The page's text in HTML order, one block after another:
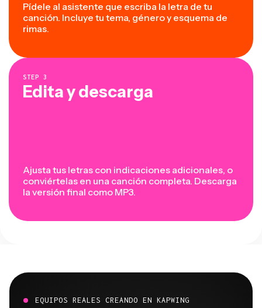
Pídele al asistente que escriba la letra de tu
canción. Incluye tu tema, género y esquema de
rimas.
STEP 3
Edita y descarga
Ajusta tus letras con indicaciones adicionales, o
conviértelas en una canción completa. Descarga
la versión final como MP3.
EQUIPOS REALES CREANDO EN KAPWING